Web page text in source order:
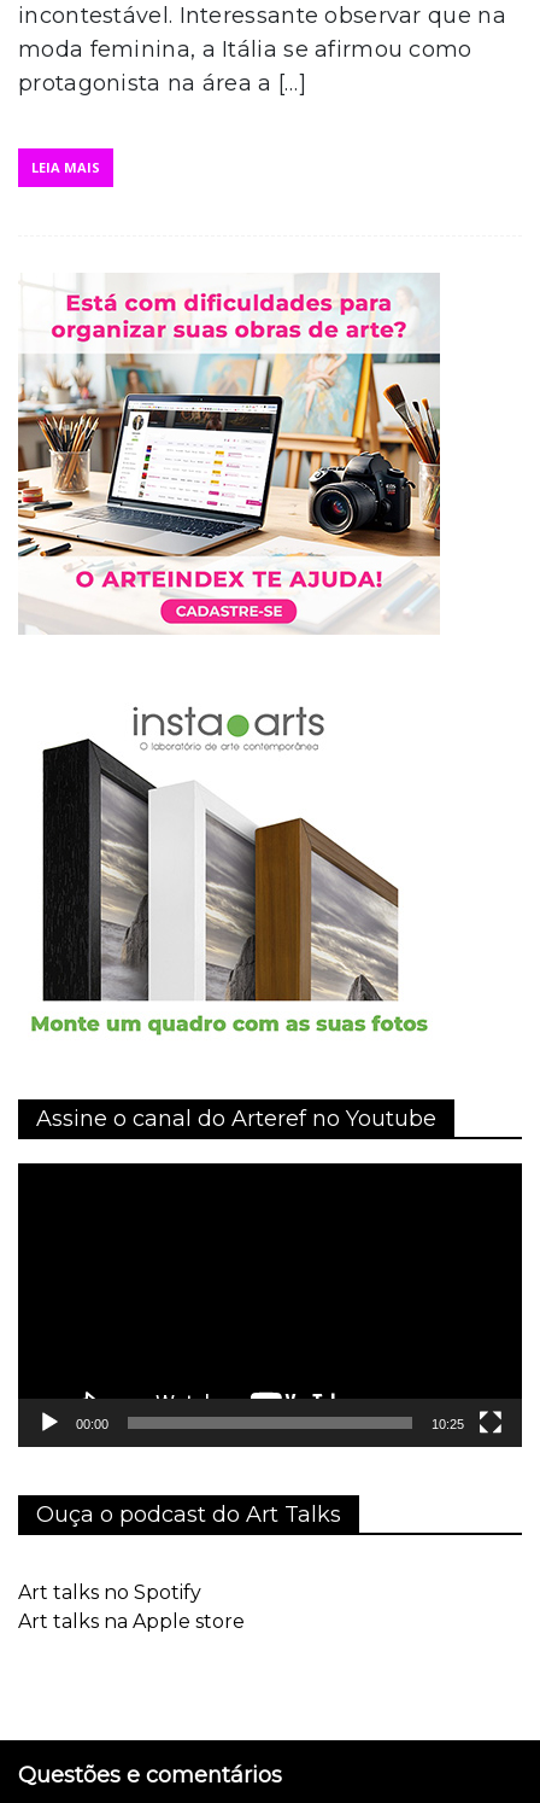
incontestável. Interessante observar que na
moda feminina, a Itália se afirmou como
protagonista na área a […]
LEIA MAIS
Assine o canal do Arteref no Youtube
00:00 10:25
Ouça o podcast do Art Talks
Art talks no Spotify
Art talks na Apple store
Questões e comentários